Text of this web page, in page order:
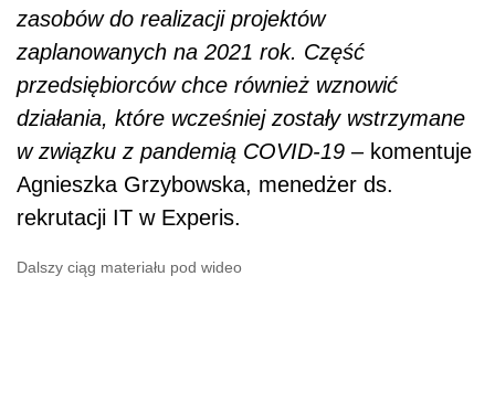
zasobów do realizacji projektów
zaplanowanych na 2021 rok. Część
przedsiębiorców chce również wznowić
działania, które wcześniej zostały wstrzymane
w związku z pandemią COVID-19 – komentuje
Agnieszka Grzybowska, menedżer ds.
rekrutacji IT w Experis.
Dalszy ciąg materiału pod wideo